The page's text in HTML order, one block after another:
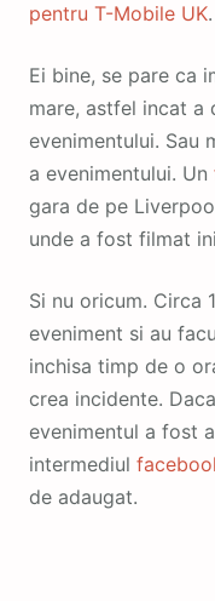
pentru T-Mobile UK.
Ei bine, se pare ca
mare, astfel incat a
evenimentului. Sau
a evenimentului. Un
gara de pe
unde a fost filmat
Si nu oricum. Circa
eveniment si au
inchisa timp de o
crea incidente.
evenimentul a fost
intermediul
de adaugat.